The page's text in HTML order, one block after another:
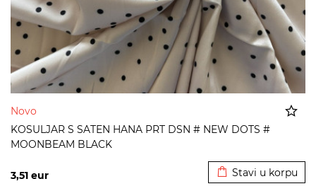
Novo
KOSULJAR S SATEN HANA PRT DSN # NEW DOTS #
MOONBEAM BLACK
3,51 eur Stavi u korpu